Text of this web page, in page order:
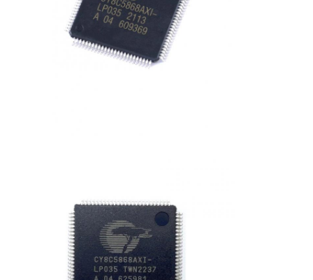
ADC DAC
HF-Integrierte Schaltungen
GPS-Module
Hochfrequenzmodul